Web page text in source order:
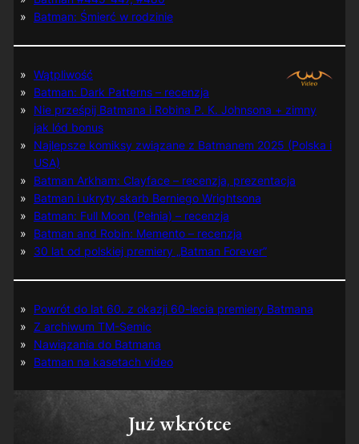
Batman: Śmierć w rodzinie
Wątpliwość
Batman: Dark Patterns – recenzja
Nie prześpij Batmana i Robina P. K. Johnsona + zimny
jak lód bonus
Najlepsze komiksy związane z Batmanem 2025 (Polska i
USA)
Batman Arkham: Clayface – recenzja, prezentacja
Batman i ukryty skarb Berniego Wrightsona
Batman: Full Moon (Pełnia) – recenzja
Batman and Robin: Memento – recenzja
30 lat od polskiej premiery „Batman Forever”
Powrót do lat 60. z okazji 60-lecia premiery Batmana
Z archiwum TM-Semic
Nawiązania do Batmana
Batman na kasetach video
Już wkrótce